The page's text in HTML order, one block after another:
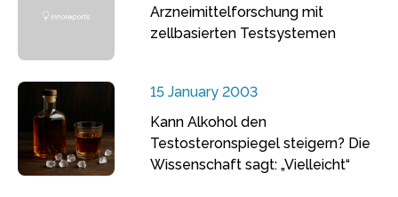
Arzneimittelforschung mit
zellbasierten Testsystemen
15 January 2003
Kann Alkohol den
Testosteronspiegel steigern? Die
Wissenschaft sagt: „Vielleicht“